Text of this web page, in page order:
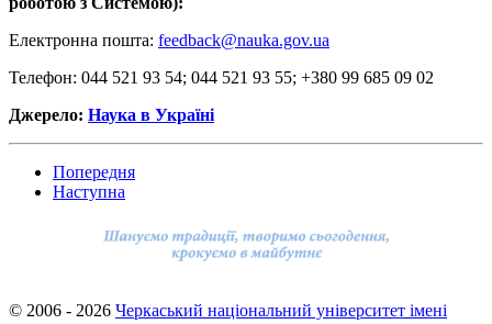
Електронна пошта: feedback@nauka.gov.ua
Телефон: 044 521 93 54; 044 521 93 55; +380 99 685 09 02
Джерело: Наука в Україні
Попередня
Наступна
© 2006 - 2026 Черкаський національний університет імені